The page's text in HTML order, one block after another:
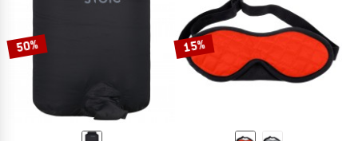
50% 15%